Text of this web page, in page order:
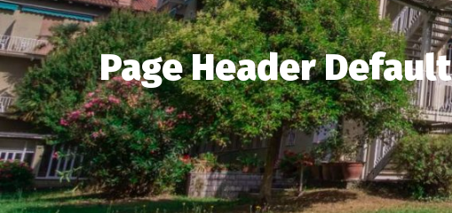
Page Header Default